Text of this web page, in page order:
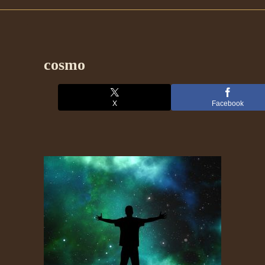
cosmo
X Facebook